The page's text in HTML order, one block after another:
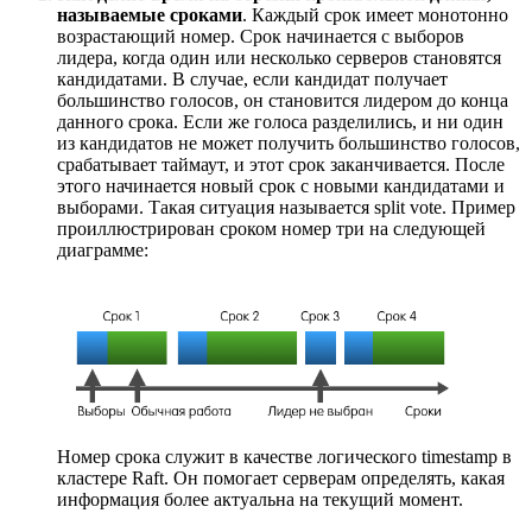
называемые сроками. Каждый срок имеет монотонно
возрастающий номер. Срок начинается с выборов
лидера, когда один или несколько серверов становятся
кандидатами. В случае, если кандидат получает
большинство голосов, он становится лидером до конца
данного срока. Если же голоса разделились, и ни один
из кандидатов не может получить большинство голосов,
срабатывает таймаут, и этот срок заканчивается. После
этого начинается новый срок с новыми кандидатами и
выборами. Такая ситуация называется split vote. Пример
проиллюстрирован сроком номер три на следующей
диаграмме:
Номер срока служит в качестве логического timestamp в
кластере Raft. Он помогает серверам определять, какая
информация более актуальна на текущий момент.